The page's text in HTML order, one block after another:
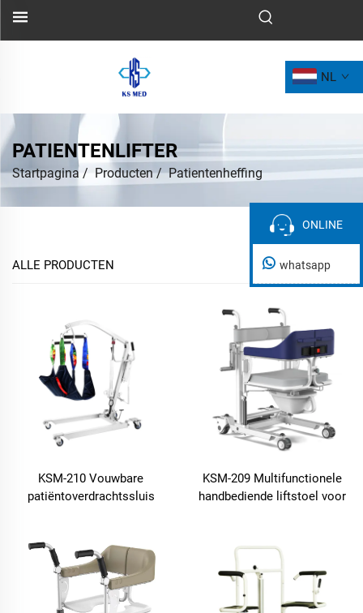
NL
PATIENTENLIFTER
Startpagina / Producten/Patientenheffing
ALLE PRODUCTEN
KSM-210 Vouwbare
patiëntoverdrachtssluis
Gemotoriseerd IJzer of
aluminiumlegering
KSM-209 Multifunctionele
handbediende liftstoel voor
ONLINE
ONLINE
whatsapp